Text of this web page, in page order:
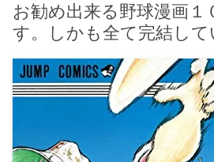
お勧め出来る野球漫画１
す。しかも全て完結して